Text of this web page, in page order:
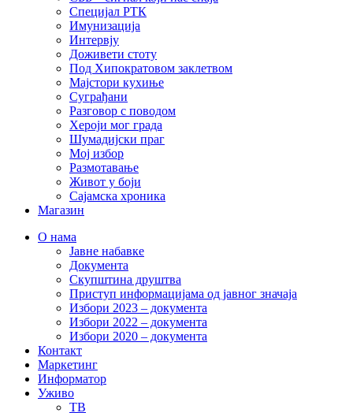
Специјал РТК
Имунизација
Интервју
Доживети стоту
Под Хипократовом заклетвом
Мајстори кухиње
Суграђани
Разговор с поводом
Хероји мог града
Шумадијски праг
Мој избор
Размотавање
Живот у боји
Сајамска хроника
Магазин
О нама
Јавне набавке
Документа
Скупштина друштва
Приступ информацијама од јавног значаја
Избори 2023 – документа
Избори 2022 – документа
Избори 2020 – документа
Контакт
Маркетинг
Информатор
Уживо
ТВ